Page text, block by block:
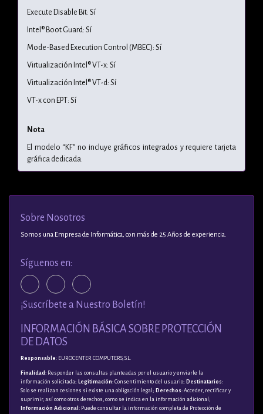
Execute Disable Bit: Sí
Intel® Boot Guard: Sí
Mode-Based Execution Control (MBEC): Sí
Virtualización Intel® VT-x: Sí
Virtualización Intel® VT-d: Sí
VT-x con EPT: Sí
Nota
El modelo “KF” no incluye gráficos integrados y requiere tarjeta
gráfica dedicada.
Sobre Nosotros
Somos una Empresa de Informática, con más de 25 Años de experiencia.
Síguenos en:
¡Suscríbete a Nuestro Boletín!
INFORMACIÓN BÁSICA SOBRE PROTECCIÓN
DE DATOS
Responsable: EUROCENTER COMPUTERS, S.L.
Finalidad : Responder las consultas planteadas por el usuario y enviarle la
información solicitada; Legitimación: Consentimiento del usuario; Destinatarios:
Solo se realizan cesiones si existe una obligación legal; Derechos: Acceder, rectificar y
suprimir, así como otros derechos, como se indica en la información adicional;
Información Adicional : Puede consultar la información completa de Protección de